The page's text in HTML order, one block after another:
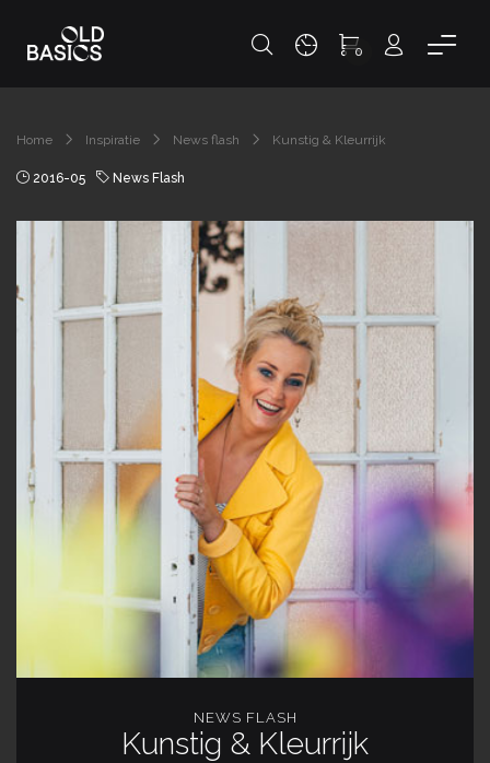
0
Home Inspiratie News flash Kunstig & Kleurrijk
2016-05 News Flash
NEWS FLASH
Kunstig & Kleurrijk